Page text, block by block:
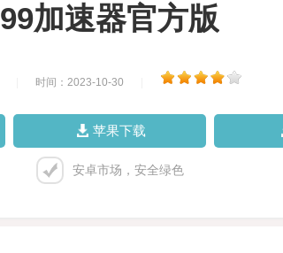
99加速器官方版
时间：2023-10-30
苹果下载
安卓市场，安全绿色